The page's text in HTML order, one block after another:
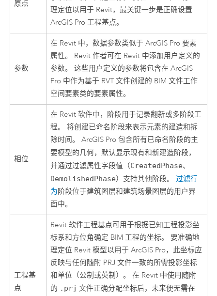
原点
理定位以用于 Revit，最关键一步是正确设置
ArcGIS Pro 工程基点。
参数
在 Revit 中，数据参数类似于ArcGIS Pro 要素
属性。 Revit 作者可在 Revit 中添加用户定义的
参数。 这些用户定义的参数将包含在ArcGIS
Pro 中作为基于 RVT 文件创建的 BIM 文件工作
空间要素类的要素属性。
相位
在 Revit 软件中，阶段用于记录翻新或多阶段工
程。 将创建已命名阶段来表示元素的建造和拆
除时间。ArcGIS Pro 包含所有已命名阶段的主
要模型的几何，默认显示现有和新建造阶段，
并通过过滤属性字段值（CreatedPhase、
DemolishedPhase）支持其他阶段。过滤行
为阶段位于建筑图层和建筑场景图层的用户界
面中。
工程基
点
Revit 软件工程基点可用于根据已知工程投影坐
标系和方位角确定 BIM 工程的坐标。 要准确地
理定位 Revit 模型以用于ArcGIS Pro，此坐标应
反映与任何随附 PRJ 文件一致的所需投影坐标
和单位（公制或英制）。 在 Revit 中使用随附
的 .prj 文件正确分配坐标后，未来便无需在